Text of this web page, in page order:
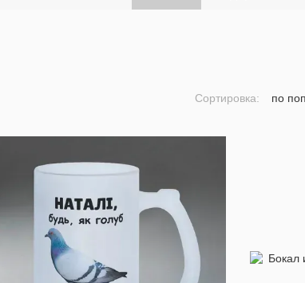
Сортировка: по